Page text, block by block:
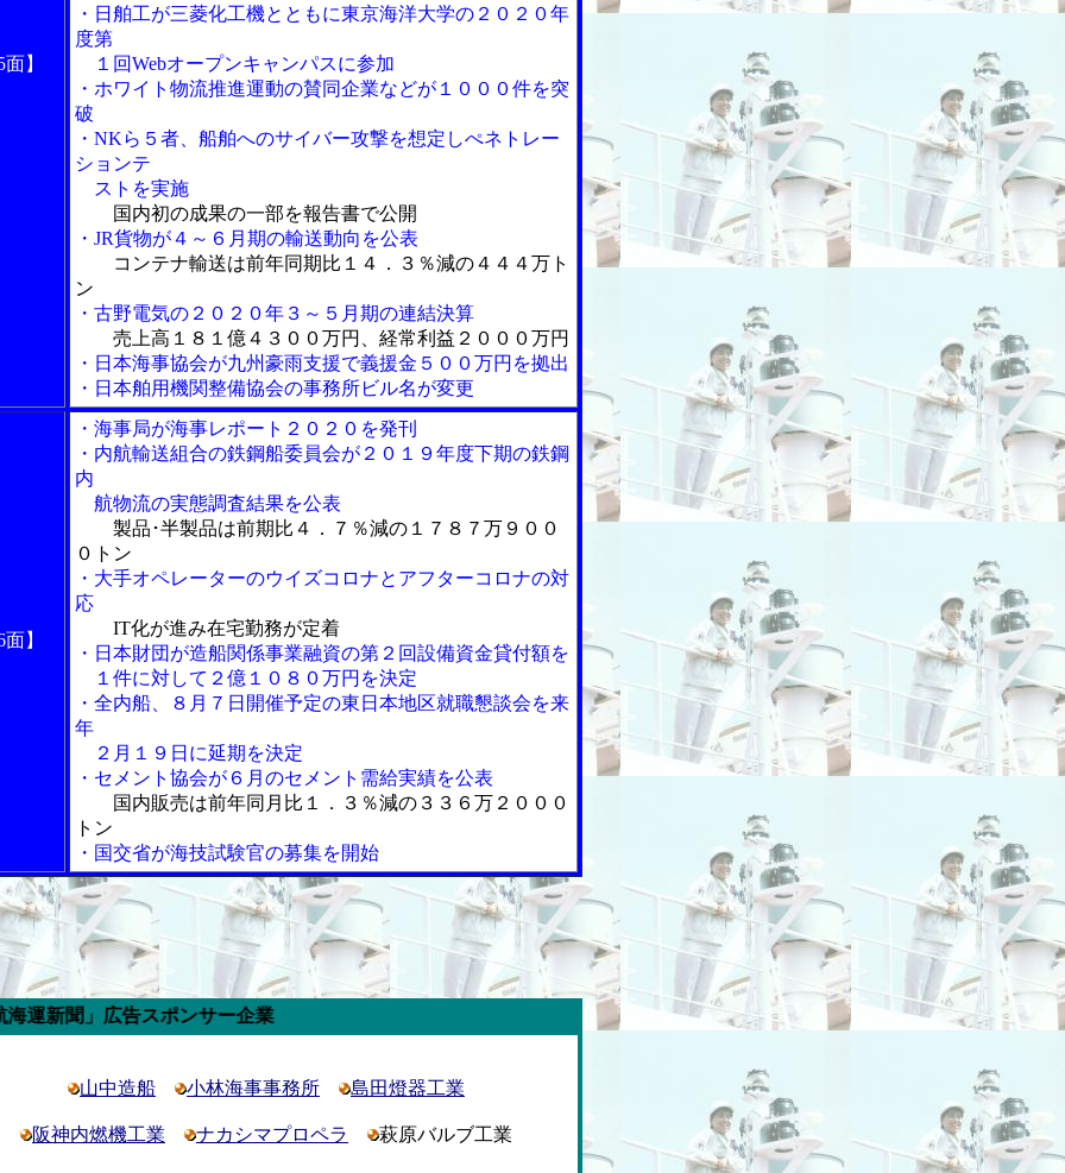
】
・日舶工が三菱化工機とともに東京海洋大学の２０２０年
度第
１回Webオープンキャンパスに参加
・ホワイト物流推進運動の賛同企業などが１０００件を突
破
・NKら５者、船舶へのサイバー攻撃を想定しぺネトレー
ションテ
ストを実施
国内初の成果の一部を報告書で公開
・JR貨物が４～ ６月期の輸送動向を公表
コンテナ輸送は前年同期比１４．３％減の４４４万ト
ン
・古野電気の２０２０年３～５月期の連結決算
売上高１８１億４３００万円、経常利益２０００万円
・日本海事協会が九州豪雨支援で義援金５００万円を拠出
・日本舶用機関整備協会の事務所ビル名が変更
】
・海事局が海事レポート２０２０を発刊
・内航輸送組合の鉄鋼船委員会が２０１９年度下期の鉄鋼
内
航物流の実態調査結果を公表
製品･半製品は前期比４．７％減の１７８７万９００
０トン
・大手オペレーターのウイズコロナとアフターコロナの対
応
IT化が進み在宅勤務が定着
・日本財団が造船関係事業融資の第２回設備資金貸付額を
１件に対して２億１０８０万円を決定
・全内船、８月７日開催予定の東日本地区就職懇談会を来
年
２月１９日に延期を決定
・セメント協会が６月のセメント需給実績を公表
国内販売は前年同月比１．３％減の３３６万２０００
トン
・国交省が海技試験官の募集を開始
告スポンサー企業
山中造船 小林海事事務所 島田燈器工業
阪神内燃機工業 ナカシマプロペラ 萩原バルブ工業